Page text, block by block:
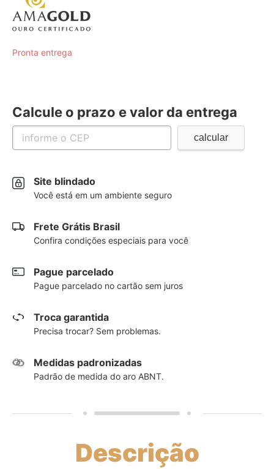
Pronta entrega
Calcule o prazo e valor da entrega
Site blindado
Você está em um ambiente seguro
Frete Grátis Brasil
Confira condições especiais para você
Pague parcelado
Pague parcelado no cartão sem juros
Troca garantida
Precisa trocar? Sem problemas.
Medidas padronizadas
Padrão de medida do aro ABNT.
Descrição